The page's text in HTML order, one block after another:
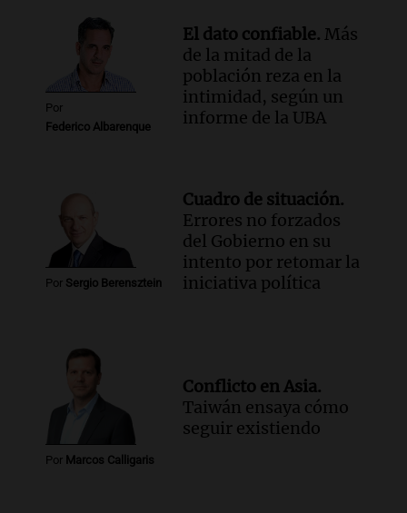
Ahora país
Episodios
Por
Federico Albarenque
El dato confiable. Más
de la mitad de la
población reza en la
intimidad, según un
informe de la UBA
Por Sergio Berensztein
Cuadro de situación.
Errores no forzados
del Gobierno en su
intento por retomar la
iniciativa política
Por Marcos Calligaris
Conflicto en Asia.
Taiwán ensaya cómo
seguir existiendo